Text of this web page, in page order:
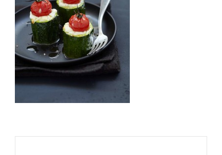
Les actualités
Chiffres clés
Formes & origines
La fabrication en 5 étapes